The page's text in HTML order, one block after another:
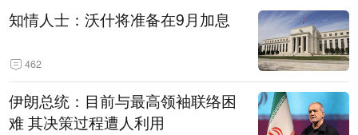
知情人士：沃什将准备在9月加息
462
伊朗总统：目前与最高领袖联络困
难 其决策过程遭人利用